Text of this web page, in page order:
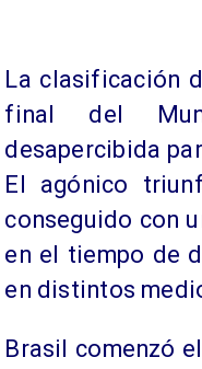
La clasificación
final del
desapercibida
El agónico
conseguido con
en el tiempo de
en distintos
Brasil comenzó